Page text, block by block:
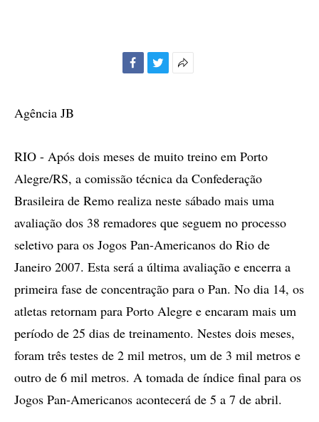
Agência JB
RIO - Após dois meses de muito treino em Porto
Alegre/RS, a comissão técnica da Confederação
Brasileira de Remo realiza neste sábado mais uma
avaliação dos 38 remadores que seguem no processo
seletivo para os Jogos Pan-Americanos do Rio de
Janeiro 2007. Esta será a última avaliação e encerra a
primeira fase de concentração para o Pan. No dia 14, os
atletas retornam para Porto Alegre e encaram mais um
período de 25 dias de treinamento. Nestes dois meses,
foram três testes de 2 mil metros, um de 3 mil metros e
outro de 6 mil metros. A tomada de índice final para os
Jogos Pan-Americanos acontecerá de 5 a 7 de abril.